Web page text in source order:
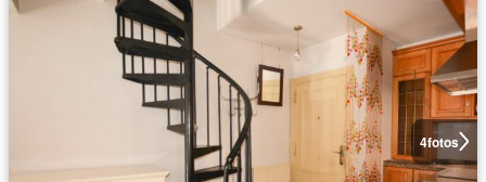
4fotos